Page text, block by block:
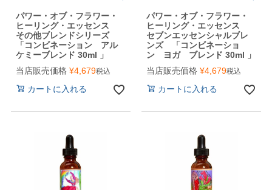
パワー・オブ・フラワー・
ヒーリング・エッセンス
その他ブレンドシリーズ
「コンビネーション アル
ケミーブレンド 30ml 」
当店販売価格 ¥4,679税込
カートに入れる
パワー・オブ・フラワー・
ヒーリング・エッセンス
セブンエッセンシャルブレ
ンズ 「コンビネーショ
ン ヨガ ブレンド 30ml 」
当店販売価格 ¥4,679税込
カートに入れる